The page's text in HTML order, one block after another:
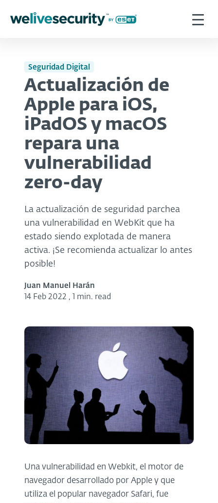
Seguridad Digital
Actualización de
Apple para iOS,
iPadOS y macOS
repara una
vulnerabilidad
zero-day
La actualización de seguridad parchea
una vulnerabilidad en WebKit que ha
estado siendo explotada de manera
activa. ¡Se recomienda actualizar lo antes
posible!
Juan Manuel Harán
14 Feb 2022 , 1 min. read
Una vulnerabilidad en Webkit, el motor de
navegador desarrollado por Apple y que
utiliza el popular navegador Safari, fue